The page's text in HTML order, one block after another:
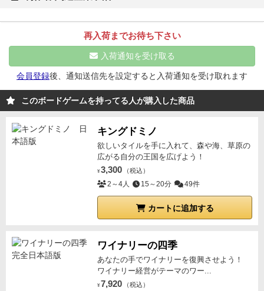
再入荷までお待ち下さい
入荷通知を受け取る
会員登録後、通知送信先を設定すると入荷通知を受け取れます
このボードゲームを持ってる人が購入した商品
キングドミノ
欲しいタイルを手に入れて、森や海、草原の
広がる自分の王国を広げよう！
¥ 3,300 （税込）
2～4人 15～20分 49件
カートに追加する
ワイナリーの四季
あなたの手でワイナリーを復興させよう！
ワイナリー経営がテーマのワー...
¥ 7,920 （税込）